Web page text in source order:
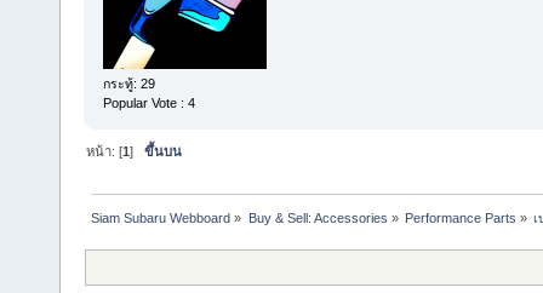
กระทู้: 29
Popular Vote : 4
หน้า: [1]ขึ้นบน
Siam Subaru Webboard » Buy & Sell: Accessories » Performance Parts » เ